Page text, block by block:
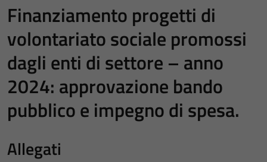
Finanziamento progetti di
volontariato sociale promossi
dagli enti di settore – anno
2024: approvazione bando
pubblico e impegno di spesa.
Allegati